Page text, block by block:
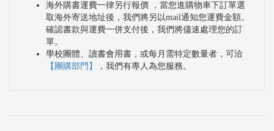
海外購書運費一律另行報價 ，當您進購物車下訂單選
取海外寄送地址後，我們將另以mail通知您運費金額。
確認書款與運費一併支付後，我們將儘速處理您的訂
單。
學校團體、讀書會用書，或每月需特定數量者，可洽
【團購部門】
，我們有專人為您服務。